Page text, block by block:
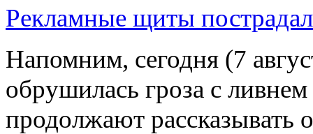
Рекламные щиты
Напомним, сегодня (7
обрушилась гроза с
продолжают рассказывать